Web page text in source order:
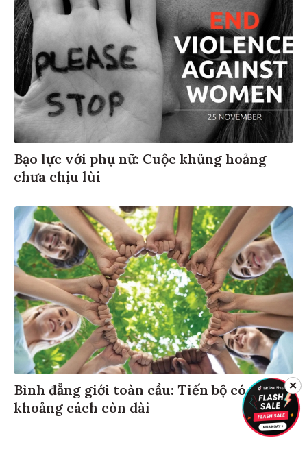
Bạo lực với phụ nữ: Cuộc khủng hoảng
chưa chịu lùi
Bình đẳng giới toàn cầu: Tiến bộ có,
khoảng cách còn dài
✕